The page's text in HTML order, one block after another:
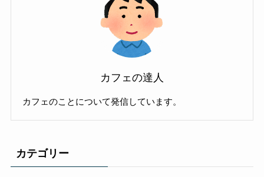
カフェの達人
カフェのことについて発信しています。
カテゴリー